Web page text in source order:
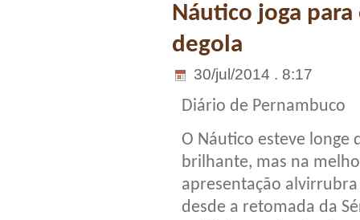
Náutico joga para
degola
30/jul/2014 . 8:17
Diário de Pernambuco
O Náutico esteve longe
brilhante, mas na
apresentação alvirrubra
desde a retomada da